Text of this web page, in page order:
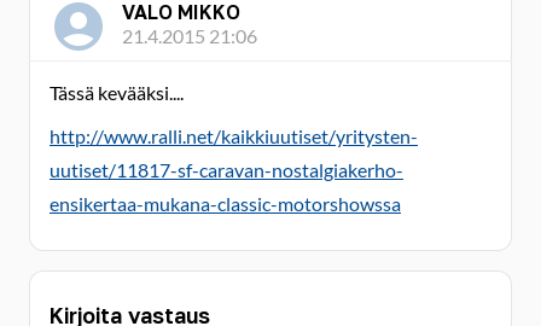
VALO MIKKO
21.4.2015 21:06
Tässä kevääksi....
http://www.ralli.net/kaikkiuutiset/yritysten-
uutiset/11817-sf-caravan-nostalgiakerho-
ensikertaa-mukana-classic-motorshowssa
Kirjoita vastaus